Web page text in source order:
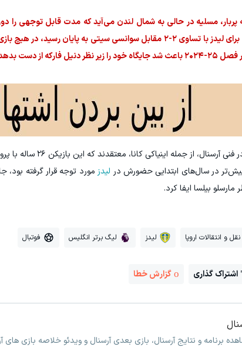
آخرین بازی‌اش برای لیدز با تساوی ۲-۲ مقابل سوانسی سیتی
دوری یک‌ ساله‌ او از میادین فوتبال شد.
با این حال، کادر فنی
پیش‌تر در سال‌های ابتدایی حضورش در لیدزمورد توجه قرار گرفته
مارسلو بیلسا ایفا کرد.
نقل و انتقالات اروپا لیدز لیگ برتر انگلیس فوتبال
اشتراک گذاری گزارش خطا
برنامه و نتایج آرسنال، بازی بعدی آرسنال و ویدئو خلاصه بازی های